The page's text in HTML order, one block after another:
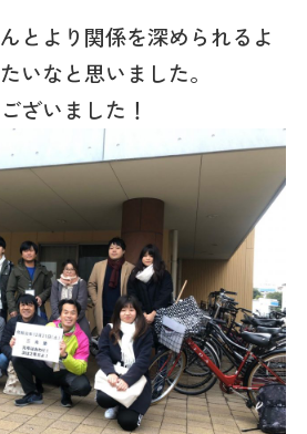
とより関係を深められるよ
いなと思いました。
ざいました！